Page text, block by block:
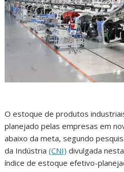
O estoque de produtos
planejado pelas empresas em
abaixo da meta, segundo
da Indústria(CNI) divulgada
índice de estoque efetivo-